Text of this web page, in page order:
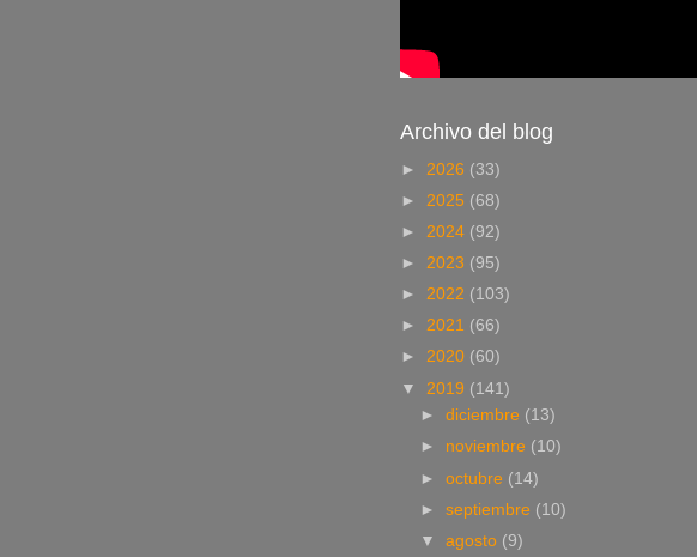
Archivo del blog
► 2026 (33)
► 2025 (68)
► 2024 (92)
► 2023 (95)
► 2022 (103)
► 2021 (66)
► 2020 (60)
▼ 2019 (141)
►diciembre (13)
► noviembre (10)
►octubre (14)
►septiembre (10)
▼agosto (9)